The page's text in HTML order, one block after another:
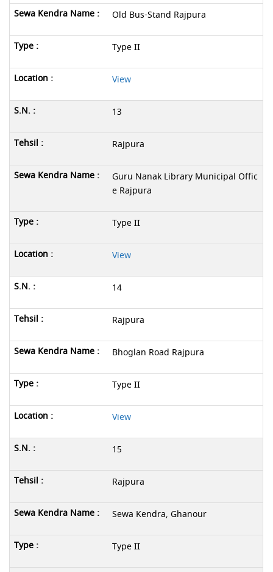
Old Bus-Stand Rajpura
Type II
View
13
Rajpura
Guru Nanak Library Municipal Offic
e Rajpura
Type II
View
14
Rajpura
Bhoglan Road Rajpura
Type II
View
15
Rajpura
Sewa Kendra, Ghanour
Type II